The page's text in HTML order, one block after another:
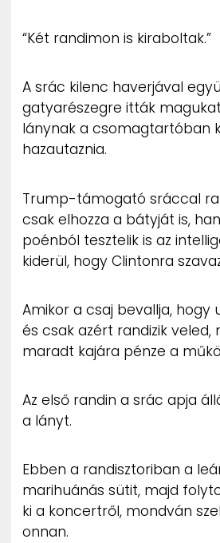
“Két randimon is kiraboltak.”
A srác kilenc haverjával
gatyarészegre itták
lánynak a csomagtartóban
hazautaznia.
Trump-támogató sráccal
csak elhozza a bátyját is,
poénból tesztelik is az
kiderül, hogy Clintonra
Amikor a csaj bevallja, hogy
és csak azért randizik
maradt kajára pénze a
Az első randin a srác apja
a lányt.
Ebben a randisztoriban a
marihuánás sütit, majd
ki a koncertről, mondván
onnan.